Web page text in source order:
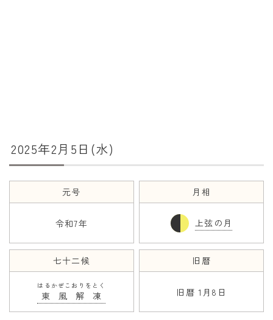
二十八宿
二十七宿
誕生シンボル
年齢と学年
年齢・干支
子供のお祝い
2025年2月5日(水)
元号
令和7年
月相
上弦の月
七十二候
東風解凍
はるかぜこおりをとく
旧暦
旧暦 1月8日